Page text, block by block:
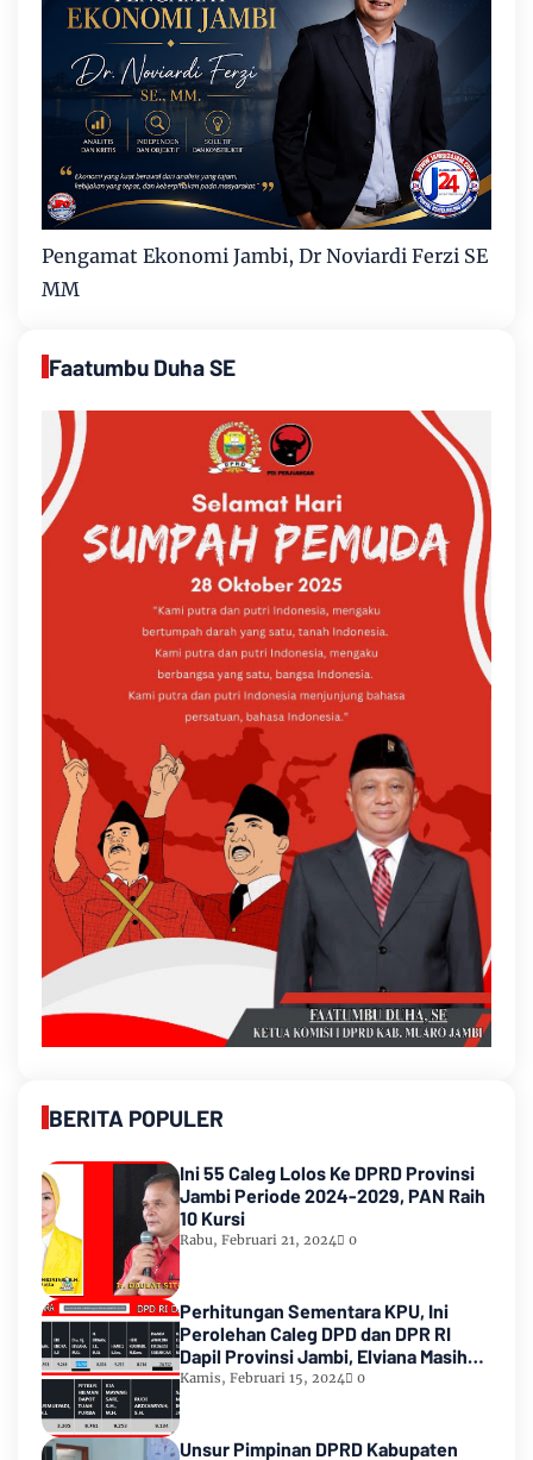
Pengamat Ekonomi Jambi, Dr Noviardi Ferzi SE
MM
Faatumbu Duha SE
BERITA POPULER
Ini 55 Caleg Lolos Ke DPRD Provinsi
Jambi Periode 2024-2029, PAN Raih
10 Kursi
Rabu, Februari 21, 2024 0
Perhitungan Sementara KPU, Ini
Perolehan Caleg DPD dan DPR RI
Dapil Provinsi Jambi, Elviana Masih
Urutan Kedua Teratas
Kamis, Februari 15, 2024 0
Unsur Pimpinan DPRD Kabupaten